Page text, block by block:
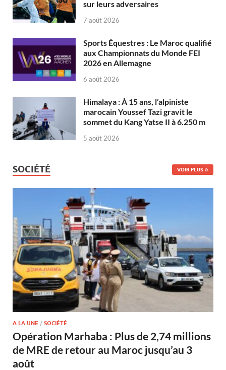
sur leurs adversaires
7 août 2026
Sports Équestres : Le Maroc qualifié
aux Championnats du Monde FEI
2026 en Allemagne
6 août 2026
Himalaya : À 15 ans, l’alpiniste
marocain Youssef Tazi gravit le
sommet du Kang Yatse II à 6.250 m
5 août 2026
SOCIÉTÉ VOIR PLUS
A LA UNE / SOCIÉTÉ
Opération Marhaba : Plus de 2,74 millions
de MRE de retour au Maroc jusqu’au 3
août